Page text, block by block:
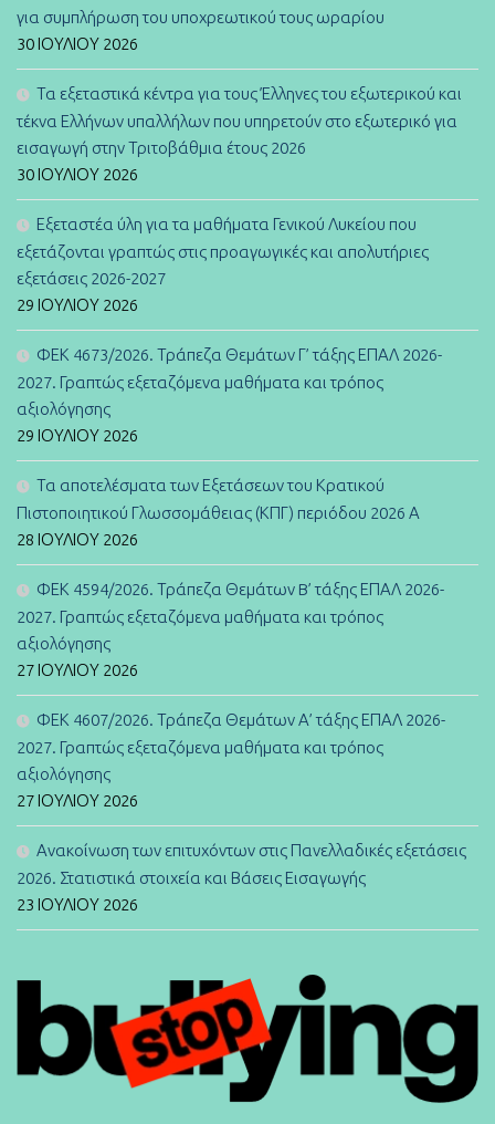
για συμπλήρωση του υποχρεωτικού τους ωραρίου
30 ΙΟΥΛΊΟΥ 2026
Τα εξεταστικά κέντρα για τους Έλληνες του εξωτερικού και
τέκνα Ελλήνων υπαλλήλων που υπηρετούν στο εξωτερικό για
εισαγωγή στην Τριτοβάθμια έτους 2026
30 ΙΟΥΛΊΟΥ 2026
Εξεταστέα ύλη για τα μαθήματα Γενικού Λυκείου που
εξετάζονται γραπτώς στις προαγωγικές και απολυτήριες
εξετάσεις 2026-2027
29 ΙΟΥΛΊΟΥ 2026
ΦΕΚ 4673/2026. Τράπεζα Θεμάτων Γ’ τάξης ΕΠΑΛ 2026-
2027. Γραπτώς εξεταζόμενα μαθήματα και τρόπος
αξιολόγησης
29 ΙΟΥΛΊΟΥ 2026
Τα αποτελέσματα των Εξετάσεων του Κρατικού
Πιστοποιητικού Γλωσσομάθειας (ΚΠΓ) περιόδου 2026 Α
28 ΙΟΥΛΊΟΥ 2026
ΦΕΚ 4594/2026. Τράπεζα Θεμάτων B’ τάξης ΕΠΑΛ 2026-
2027. Γραπτώς εξεταζόμενα μαθήματα και τρόπος
αξιολόγησης
27 ΙΟΥΛΊΟΥ 2026
ΦΕΚ 4607/2026. Τράπεζα Θεμάτων Α’ τάξης ΕΠΑΛ 2026-
2027. Γραπτώς εξεταζόμενα μαθήματα και τρόπος
αξιολόγησης
27 ΙΟΥΛΊΟΥ 2026
Ανακοίνωση των επιτυχόντων στις Πανελλαδικές εξετάσεις
2026. Στατιστικά στοιχεία και Βάσεις Εισαγωγής
23 ΙΟΥΛΊΟΥ 2026